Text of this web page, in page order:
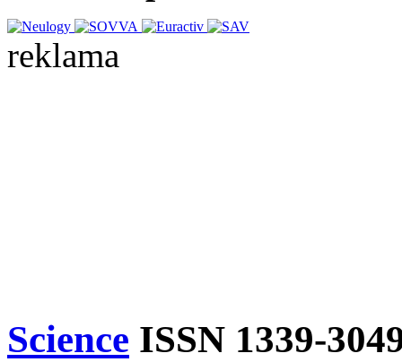
reklama
Science ISSN 1339-